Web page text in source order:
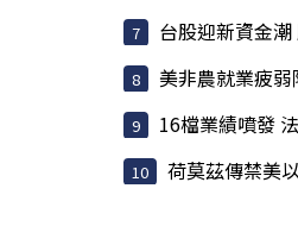
台股迎新資金潮 股息
美非農就業疲弱降低
16檔業績噴發 法人
荷莫茲傳禁美以船隻通行 伊